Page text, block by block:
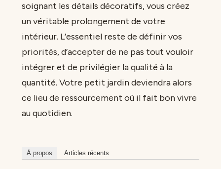
soignant les détails décoratifs, vous créez
un véritable prolongement de votre
intérieur. L’essentiel reste de définir vos
priorités, d’accepter de ne pas tout vouloir
intégrer et de privilégier la qualité à la
quantité. Votre petit jardin deviendra alors
ce lieu de ressourcement où il fait bon vivre
au quotidien.
À propos Articles récents